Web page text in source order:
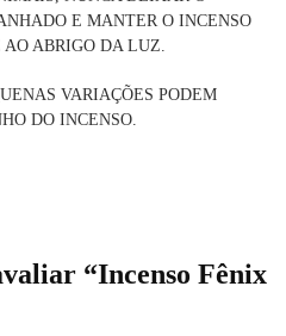
E MANTER O INCENSO
AO ABRIGO DA LUZ.
VARIAÇÕES PODEM
DO INCENSO.
“Incenso Fênix